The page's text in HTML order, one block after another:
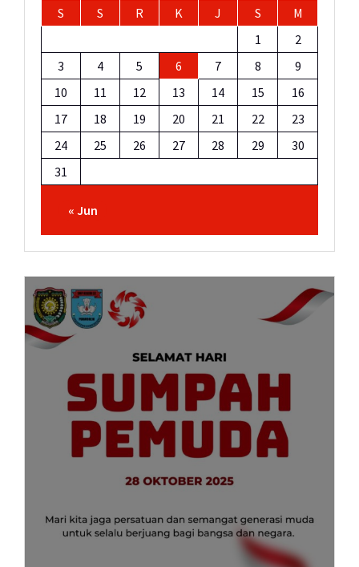
S
S R K J S
M
1
2
3
4 5 6 7 8
9
10
11 12 13 14 15
16
17
18 19 20 21 22
23
24
25 26 27 28 29
30
31
« Jun